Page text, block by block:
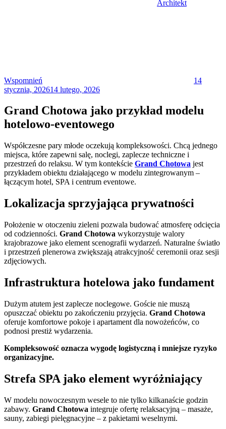
Architekt
Wspomnień
14
stycznia, 202614 lutego, 2026
Grand Chotowa jako przykład modelu
hotelowo-eventowego
Współczesne pary młode oczekują kompleksowości. Chcą jednego
miejsca, które zapewni salę, noclegi, zaplecze techniczne i
przestrzeń do relaksu. W tym kontekście Grand Chotowa jest
przykładem obiektu działającego w modelu zintegrowanym –
łączącym hotel, SPA i centrum eventowe.
Lokalizacja sprzyjająca prywatności
Położenie w otoczeniu zieleni pozwala budować atmosferę odcięcia
od codzienności. Grand Chotowa wykorzystuje walory
krajobrazowe jako element scenografii wydarzeń. Naturalne światło
i przestrzeń plenerowa zwiększają atrakcyjność ceremonii oraz sesji
zdjęciowych.
Infrastruktura hotelowa jako fundament
Dużym atutem jest zaplecze noclegowe. Goście nie muszą
opuszczać obiektu po zakończeniu przyjęcia. Grand Chotowa
oferuje komfortowe pokoje i apartament dla nowożeńców, co
podnosi prestiż wydarzenia.
Kompleksowość oznacza wygodę logistyczną i mniejsze ryzyko
organizacyjne.
Strefa SPA jako element wyróżniający
W modelu nowoczesnym wesele to nie tylko kilkanaście godzin
zabawy. Grand Chotowa integruje ofertę relaksacyjną – masaże,
sauny, zabiegi pielęgnacyjne – z pakietami weselnymi.